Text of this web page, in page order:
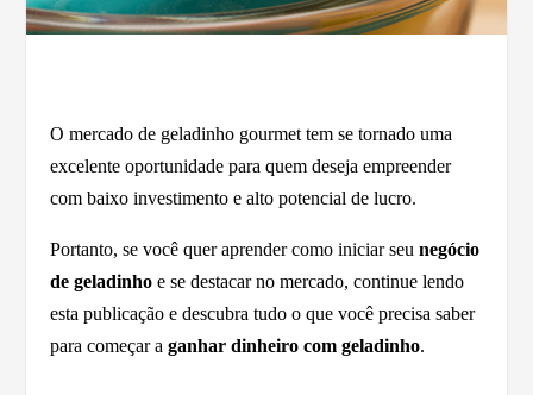
O mercado de geladinho gourmet tem se tornado uma
excelente oportunidade para quem deseja empreender
com baixo investimento e alto potencial de lucro.
Portanto, se você quer aprender como iniciar seunegócio
de geladinho e se destacar no mercado, continue lendo
esta publicação e descubra tudo o que você precisa saber
para começar aganhar dinheiro com geladinho.